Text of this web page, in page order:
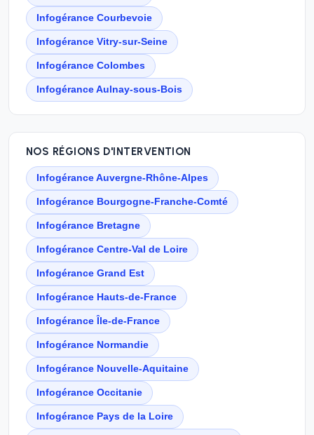
Infogérance Courbevoie
Infogérance Vitry-sur-Seine
Infogérance Colombes
Infogérance Aulnay-sous-Bois
NOS RÉGIONS D'INTERVENTION
Infogérance Auvergne-Rhône-Alpes
Infogérance Bourgogne-Franche-Comté
Infogérance Bretagne
Infogérance Centre-Val de Loire
Infogérance Grand Est
Infogérance Hauts-de-France
Infogérance Île-de-France
Infogérance Normandie
Infogérance Nouvelle-Aquitaine
Infogérance Occitanie
Infogérance Pays de la Loire